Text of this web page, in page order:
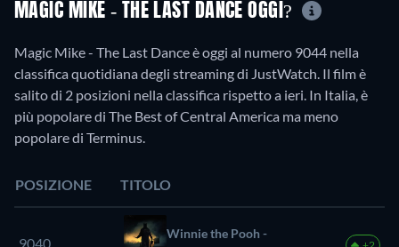
MAGIC MIKE - THE LAST DANCE OGGI?
Magic Mike - The Last Dance è oggi al numero 9044 nella
classifica quotidiana degli streaming di JustWatch. Il film è
salito di 2 posizioni nella classifica rispetto a ieri. In Italia, è
più popolare di The Best of Central America ma meno
popolare di Terminus.
POSIZIONE TITOLO
9040.
Winnie the Pooh -